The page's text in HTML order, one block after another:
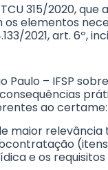
315/2020,
elementos
2021, art. 6º,
Paulo – IFSP
ao certame:
maior
(itens
e os